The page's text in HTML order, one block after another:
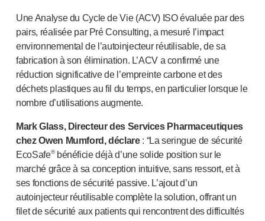
Une Analyse du Cycle de Vie (ACV) ISO évaluée par des
pairs, réalisée par Pré Consulting, a mesuré l’impact
environnemental de l’autoinjecteur réutilisable, de sa
fabrication à son élimination. L’ACV a confirmé une
réduction significative de l’empreinte carbone et des
déchets plastiques au fil du temps, en particulier lorsque le
nombre d’utilisations augmente.
Mark Glass, Directeur des Services Pharmaceutiques
chez Owen Mumford, déclare: “La seringue de sécurité
EcoSafe®bénéficie déjà d’une solide position sur le
marché grâce à sa conception intuitive, sans ressort, et à
ses fonctions de sécurité passive. L’ajout d’un
autoinjecteur réutilisable complète la solution, offrant un
filet de sécurité aux patients qui rencontrent des difficultés